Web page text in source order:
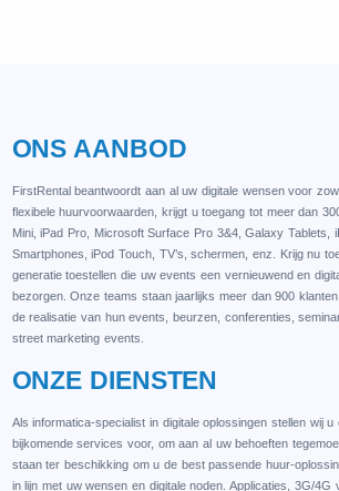
ONS AANBOD
FirstRental beantwoordt aan al uw digitale wensen voor
flexibele huurvoorwaarden, krijgt u toegang tot meer dan
Mini, iPad Pro, Microsoft Surface Pro 3&4, Galaxy Tablets,
Smartphones, iPod Touch, TV’s, schermen, enz. Krijg nu
generatie toestellen die uw events een vernieuwend en
bezorgen. Onze teams staan jaarlijks meer dan 900
de realisatie van hun events, beurzen, conferenties,
street marketing events.
ONZE DIENSTEN
Als informatica-specialist in digitale oplossingen stellen wij
bijkomende services voor, om aan al uw behoeften
staan ter beschikking om u de best passende huur-
in lijn met uw wensen en digitale noden. Applicaties, 3G/4G